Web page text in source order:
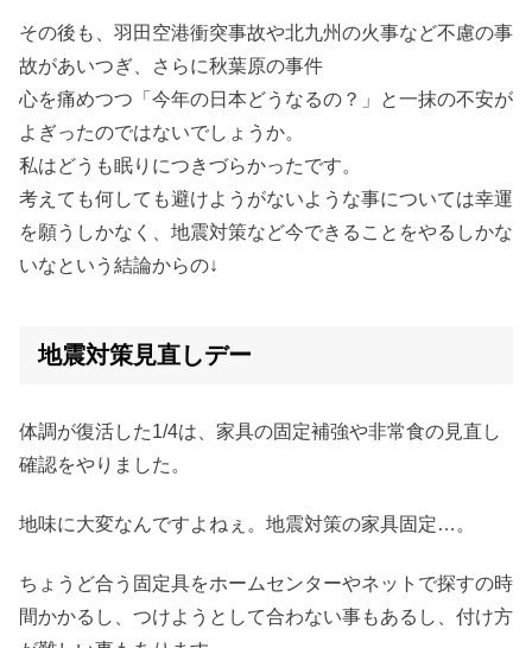
その後も、羽田空港衝突事故や北九州の火事など不慮の事
故があいつぎ、さらに秋葉原の事件
心を痛めつつ「今年の日本どうなるの？」と一抹の不安が
よぎったのではないでしょうか。
私はどうも眠りにつきづらかったです。
考えても何しても避けようがないような事については幸運
を願うしかなく、地震対策など今できることをやるしかな
いなという結論からの↓
地震対策見直しデー
体調が復活した1/4は、家具の固定補強や非常食の見直し
確認をやりました。
地味に大変なんですよねぇ。地震対策の家具固定…。
ちょうど合う固定具をホームセンターやネットで探すの時
間かかるし、つけようとして合わない事もあるし、付け方